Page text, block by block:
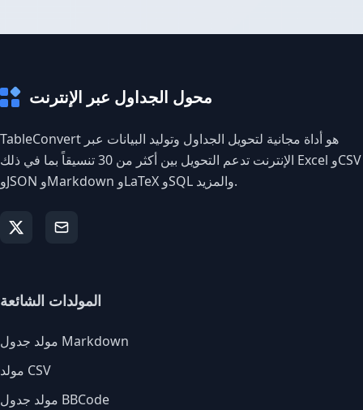
محول الجداول عبر الإنترنت
TableConvert هو أداة مجانية لتحويل الجداول وتوليد البيانات عبر
الإنترنت تدعم التحويل بين أكثر من 30 تنسيقاً بما في ذلك Excel وCSV
وJSON وMarkdown وLaTeX وSQL والمزيد.
المولدات الشائعة
مولد جدول Markdown
مولد CSV
مولد جدول BBCode